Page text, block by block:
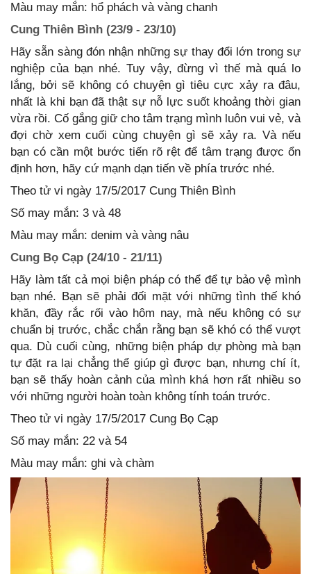
Màu may mắn: hổ phách và vàng chanh
Cung Thiên Bình (23/9 - 23/10)
Hãy sẵn sàng đón nhận những sự thay đổi lớn trong sự
nghiệp của bạn nhé. Tuy vậy, đừng vì thế mà quá lo
lắng, bởi sẽ không có chuyện gì tiêu cực xảy ra đâu,
nhất là khi bạn đã thật sự nỗ lực suốt khoảng thời gian
vừa rồi. Cố gắng giữ cho tâm trạng mình luôn vui vẻ, và
đợi chờ xem cuối cùng chuyện gì sẽ xảy ra. Và nếu
bạn có cần một bước tiến rõ rệt để tâm trạng được ổn
định hơn, hãy cứ mạnh dạn tiến về phía trước nhé.
Theo tử vi ngày 17/5/2017 Cung Thiên Bình
Số may mắn: 3 và 48
Màu may mắn: denim và vàng nâu
Cung Bọ Cạp (24/10 - 21/11)
Hãy làm tất cả mọi biện pháp có thể để tự bảo vệ mình
bạn nhé. Bạn sẽ phải đối mặt với những tình thế khó
khăn, đầy rắc rối vào hôm nay, mà nếu không có sự
chuẩn bị trước, chắc chắn rằng bạn sẽ khó có thể vượt
qua. Dù cuối cùng, những biện pháp dự phòng mà bạn
tự đặt ra lại chẳng thể giúp gì được bạn, nhưng chí ít,
bạn sẽ thấy hoàn cảnh của mình khá hơn rất nhiều so
với những người hoàn toàn không tính toán trước.
Theo tử vi ngày 17/5/2017 Cung Bọ Cạp
Số may mắn: 22 và 54
Màu may mắn: ghi và chàm